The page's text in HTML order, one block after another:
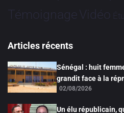
TémoignageVidéo
Articles récents
Sénégal : huit
grandit face à la
02/08/2026
Un élu républicain,